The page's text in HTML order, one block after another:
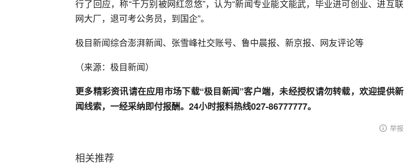
行了回应，称“千万别被网红忽悠”，认为“新闻专业能文能武，毕业进可创业、进互联
网大厂，退可考公务员，到国企”。
极目新闻综合澎湃新闻、张雪峰社交账号、鲁中晨报、新京报、网友评论等
（来源：极目新闻）
更多精彩资讯请在应用市场下载“极目新闻”客户端，未经授权请勿转载，欢迎提供新
闻线索，一经采纳即付报酬。24小时报料热线027-86777777。
举报
相关推荐